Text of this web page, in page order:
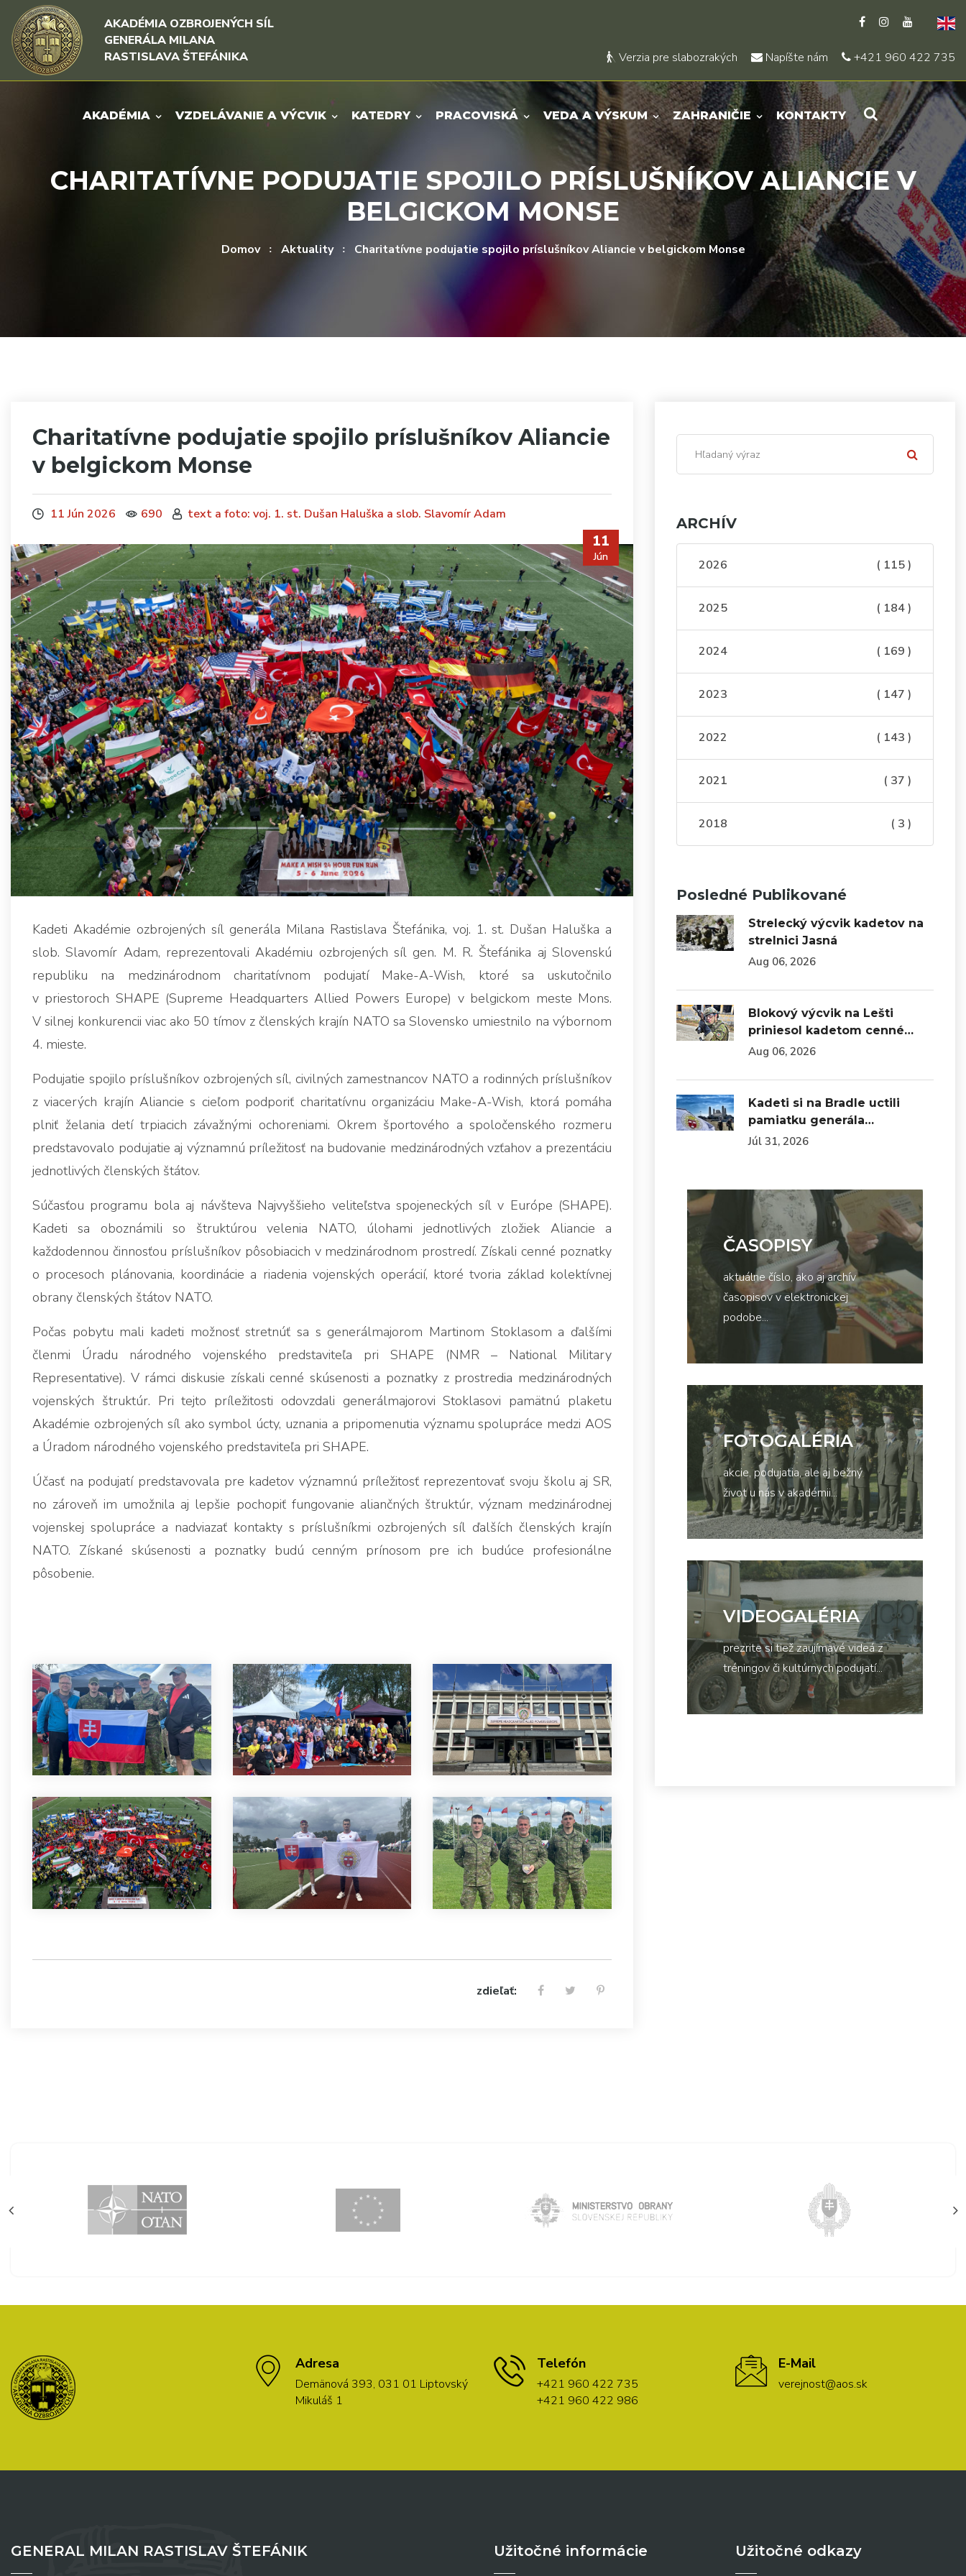
Rovno na obsah
Rovno na menu
AKADÉMIA OZBROJENÝCH SÍL
GENERÁLA MILANA
RASTISLAVA ŠTEFÁNIKA
Verzia pre slabozrakých Napíšte nám +421 960 422 735
AKADÉMIA VZDELÁVANIE A VÝCVIK KATEDRY PRACOVISKÁ VEDA A VÝSKUM ZAHRANIČIE KONTAKTY
CHARITATÍVNE PODUJATIE SPOJILO PRÍSLUŠNÍKOV ALIANCIE V
BELGICKOM MONSE
Domov Aktuality Charitatívne podujatie spojilo príslušníkov Aliancie v belgickom Monse
Charitatívne podujatie spojilo príslušníkov Aliancie
v belgickom Monse
11 Jún 2026 690 text a foto: voj. 1. st. Dušan Haluška a slob. Slavomír Adam
11
Jún
Kadeti Akadémie ozbrojených síl generála Milana Rastislava Štefánika, voj. 1. st. Dušan Haluška a
slob. Slavomír Adam, reprezentovali Akadémiu ozbrojených síl gen. M. R. Štefánika aj Slovenskú
republiku na medzinárodnom charitatívnom podujatí Make-A-Wish, ktoré sa uskutočnilo
v priestoroch SHAPE (Supreme Headquarters Allied Powers Europe) v belgickom meste Mons.
V silnej konkurencii viac ako 50 tímov z členských krajín NATO sa Slovensko umiestnilo na výbornom
4. mieste.
Podujatie spojilo príslušníkov ozbrojených síl, civilných zamestnancov NATO a rodinných príslušníkov
z viacerých krajín Aliancie s cieľom podporiť charitatívnu organizáciu Make-A-Wish, ktorá pomáha
plniť želania detí trpiacich závažnými ochoreniami. Okrem športového a spoločenského rozmeru
predstavovalo podujatie aj významnú príležitosť na budovanie medzinárodných vzťahov a prezentáciu
jednotlivých členských štátov.
Súčasťou programu bola aj návšteva Najvyššieho veliteľstva spojeneckých síl v Európe (SHAPE).
Kadeti sa oboznámili so štruktúrou velenia NATO, úlohami jednotlivých zložiek Aliancie a
každodennou činnosťou príslušníkov pôsobiacich v medzinárodnom prostredí. Získali cenné poznatky
o procesoch plánovania, koordinácie a riadenia vojenských operácií, ktoré tvoria základ kolektívnej
obrany členských štátov NATO.
Počas pobytu mali kadeti možnosť stretnúť sa s generálmajorom Martinom Stoklasom a ďalšími
členmi Úradu národného vojenského predstaviteľa pri SHAPE (NMR – National Military
Representative). V rámci diskusie získali cenné skúsenosti a poznatky z prostredia medzinárodných
vojenských štruktúr. Pri tejto príležitosti odovzdali generálmajorovi Stoklasovi pamätnú plaketu
Akadémie ozbrojených síl ako symbol úcty, uznania a pripomenutia významu spolupráce medzi AOS
a Úradom národného vojenského predstaviteľa pri SHAPE.
Účasť na podujatí predstavovala pre kadetov významnú príležitosť reprezentovať svoju školu aj SR,
no zároveň im umožnila aj lepšie pochopiť fungovanie aliančných štruktúr, význam medzinárodnej
vojenskej spolupráce a nadviazať kontakty s príslušníkmi ozbrojených síl ďalších členských krajín
NATO. Získané skúsenosti a poznatky budú cenným prínosom pre ich budúce profesionálne
pôsobenie.
zdieľať:
ARCHÍV
2026 ( 115 )
2025 ( 184 )
2024 ( 169 )
2023 ( 147 )
2022 ( 143 )
2021 ( 37 )
2018 ( 3 )
Posledné Publikované
Strelecký výcvik kadetov na
strelnici Jasná
Aug 06, 2026
Blokový výcvik na Lešti
priniesol kadetom cenné…
Aug 06, 2026
Kadeti si na Bradle uctili
pamiatku generála…
Júl 31, 2026
ČASOPISY
aktuálne číslo, ako aj archív
časopisov v elektronickej
podobe...
FOTOGALÉRIA
akcie, podujatia, ale aj bežný
život u nás v akadémii...
VIDEOGALÉRIA
prezrite si tiež zaujímavé videá z
tréningov či kultúrnych podujatí...
Adresa
Demänová 393, 031 01 Liptovský
Mikuláš 1
Telefón
+421 960 422 735
+421 960 422 986
E-Mail
verejnost@aos.sk
GENERAL MILAN RASTISLAV ŠTEFÁNIK Užitočné informácie Užitočné odkazy